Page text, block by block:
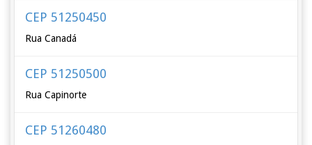
CEP 51250450
Rua Canadá
CEP 51250500
Rua Capinorte
CEP 51260480